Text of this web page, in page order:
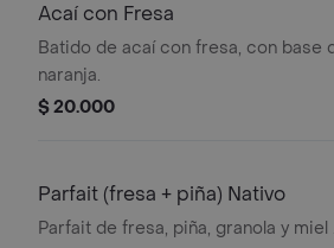
Acaí con Fresa
Batido de acaí con fresa, con base
naranja.
$ 20.000
Parfait (fresa + piña) Nativo
Parfait de fresa, piña, granola y miel .